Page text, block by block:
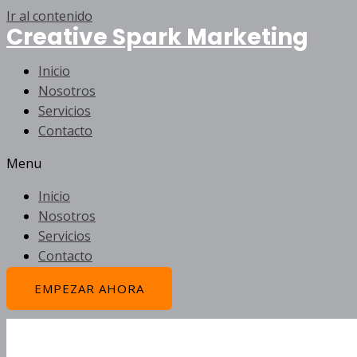
Ir al contenido
Creative Spark Marketing
Inicio
Nosotros
Servicios
Contacto
Menu
Inicio
Nosotros
Servicios
Contacto
EMPEZAR AHORA